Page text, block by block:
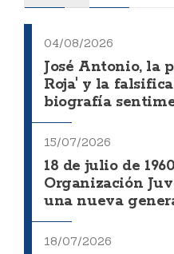
04/08/2026
José Antonio, la
Roja' y la
biografía
15/07/2026
18 de julio de
Organización
una nueva
18/07/2026